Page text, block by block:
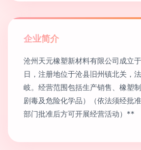
企业简介
沧州天元橡塑新材料有限公司成立
日，注册地位于沧县旧州镇北关，
岐。经营范围包括生产销售、橡塑
剧毒及危险化学品）（依法须经批
部门批准后方可开展经营活动）**